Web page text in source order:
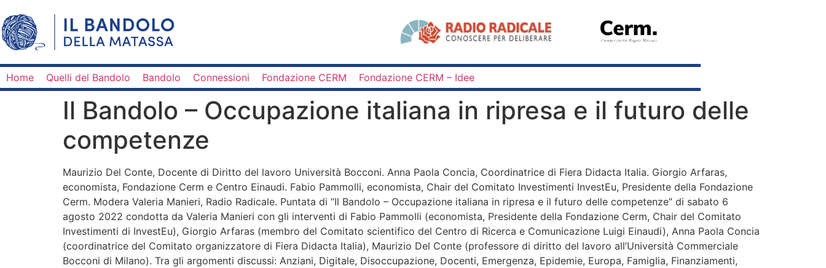
Home Quelli del Bandolo Bandolo Connessioni Fondazione CERM Fondazione CERM – Idee
Il Bandolo – Occupazione italiana in ripresa e il futuro delle
competenze
Maurizio Del Conte, Docente di Diritto del lavoro Università Bocconi. Anna Paola Concia, Coordinatrice di Fiera Didacta Italia. Giorgio Arfaras,
economista, Fondazione Cerm e Centro Einaudi. Fabio Pammolli, economista, Chair del Comitato Investimenti InvestEu, Presidente della Fondazione
Cerm. Modera Valeria Manieri, Radio Radicale. Puntata di “Il Bandolo – Occupazione italiana in ripresa e il futuro delle competenze” di sabato 6
agosto 2022 condotta da Valeria Manieri con gli interventi di Fabio Pammolli (economista, Presidente della Fondazione Cerm, Chair del Comitato
Investimenti di InvestEu), Giorgio Arfaras (membro del Comitato scientifico del Centro di Ricerca e Comunicazione Luigi Einaudi), Anna Paola Concia
(coordinatrice del Comitato organizzatore di Fiera Didacta Italia), Maurizio Del Conte (professore di diritto del lavoro all’Università Commerciale
Bocconi di Milano). Tra gli argomenti discussi: Anziani, Digitale, Disoccupazione, Docenti, Emergenza, Epidemie, Europa, Famiglia, Finanziamenti,